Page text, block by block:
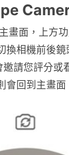
畫面，上方
換相機前後
請您評分或
會回到主畫面